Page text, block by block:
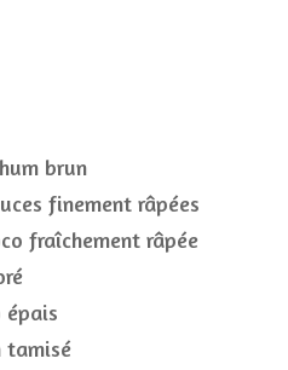
brun
finement râpées
fraîchement râpée
tamisé